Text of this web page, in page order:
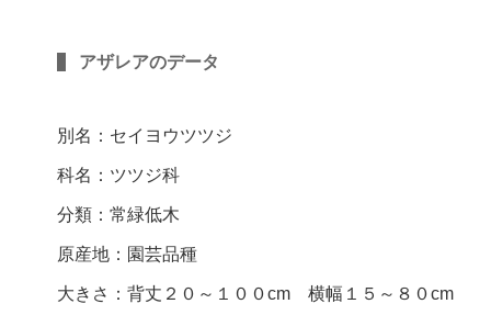
アザレアのデータ
別名：セイヨウツツジ
科名：ツツジ科
分類：常緑低木
原産地：園芸品種
大きさ：背丈２０～１００cm 横幅１５～８０cm